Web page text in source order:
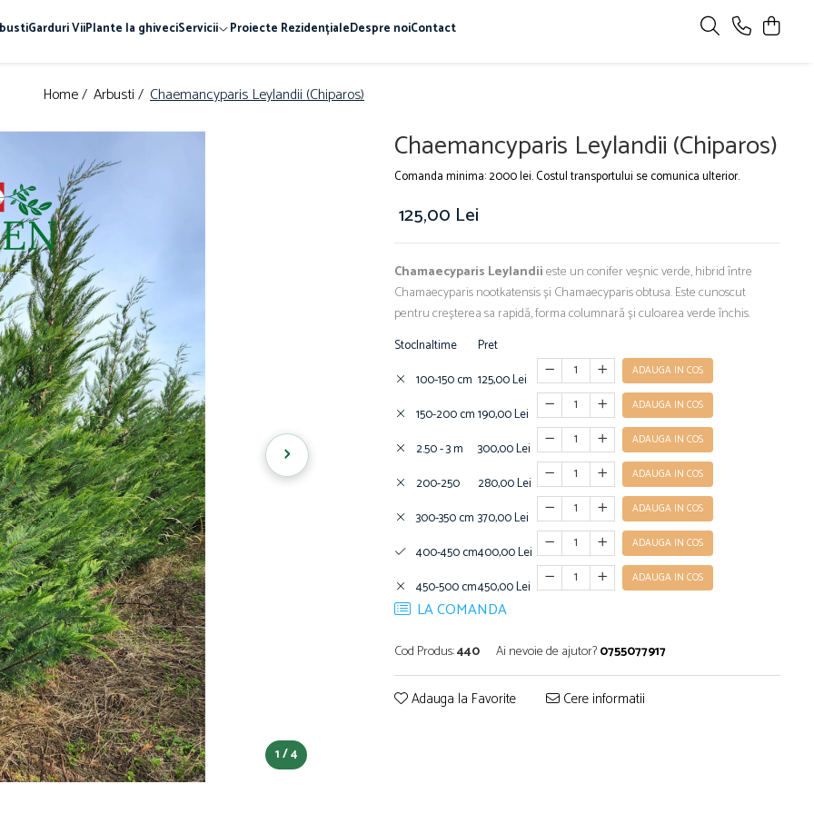
Garduri ViiPlante la ghiveciServicii Proiecte RezidențialeDespre noiContact
Home / Arbusti / Chaemancyparis Leylandii (Chiparos)
›
1 / 4
Chaemancyparis Leylandii (Chiparos)
Comanda minima: 2000 lei. Costul transportului se comunica ulterior.
125,00 Lei
Chamaecyparis Leylandiieste un conifer veșnic verde, hibrid între
Chamaecyparis nootkatensis și Chamaecyparis obtusa. Este cunoscut
pentru creșterea sa rapidă, forma columnară și culoarea verde închis.
StocInaltime
Pret
100-150 cm 125,00 Lei ADAUGA IN COS
150-200 cm190,00 Lei ADAUGA IN COS
2.50 - 3 m 300,00 Lei ADAUGA IN COS
200-250 280,00 Lei ADAUGA IN COS
300-350 cm 370,00 Lei ADAUGA IN COS
400-450 cm400,00 Lei ADAUGA IN COS
450-500 cm450,00 Lei ADAUGA IN COS
LA COMANDA
Cod Produs:440 Ai nevoie de ajutor?0755077917
Adauga la Favorite Cere informatii